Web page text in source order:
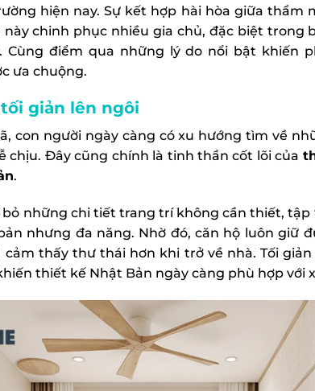
hiện nay. Sự kết hợp hài hòa giữa thẩm
chinh phục nhiều gia chủ, đặc biệt trong
Cùng điểm qua những lý do nổi bật khiến
ưa chuộng.
giản lên ngôi
con người ngày càng có xu hướng tìm về
chịu. Đây cũng chính là tinh thần cốt lõi của
.
bỏ những chi tiết trang trí không cần thiết, tập
nhưng đa năng. Nhờ đó, căn hộ luôn giữ
cảm thấy thư thái hơn khi trở về nhà. Tối
thiết kế Nhật Bản ngày càng phù hợp với